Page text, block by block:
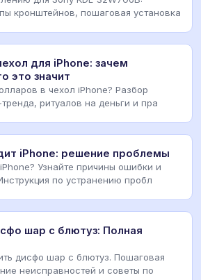
кронштейнов, пошаговая установка
для iPhone: зачем
это значит
в чехол iPhone? Разбор
ритуалов на деньги и пра
iPhone: решение проблемы
Узнайте причины ошибки и
по устранению пробл
шар с блютуз: Полная
дисфо шар с блютуз. Пошаговая
неисправностей и советы по